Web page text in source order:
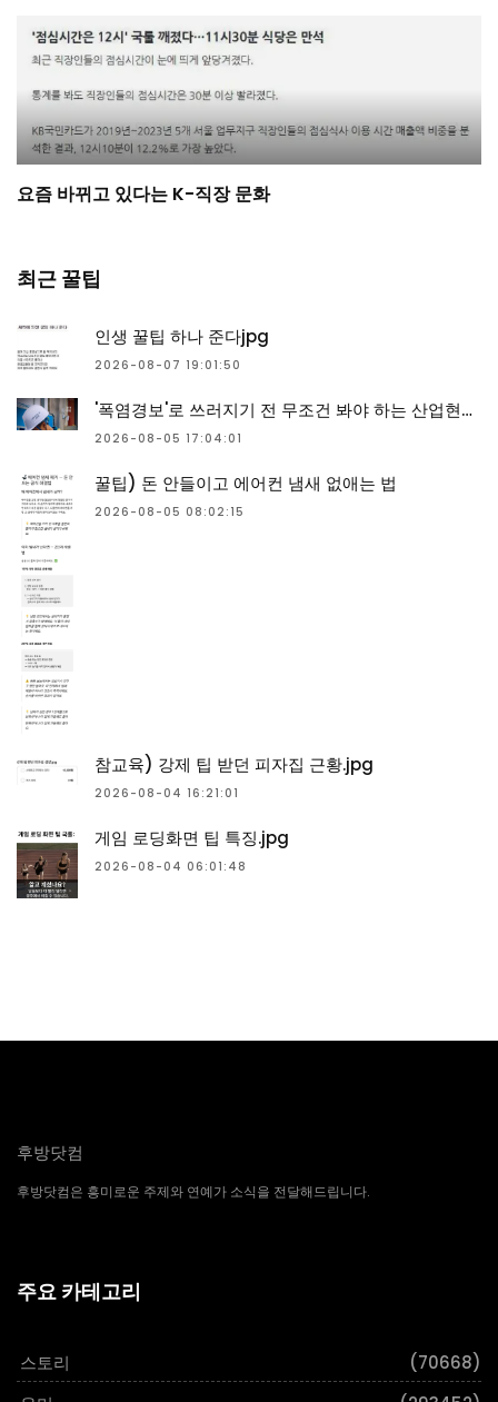
요즘 바뀌고 있다는 K-직장 문화
최근 꿀팁
인생 꿀팁 하나 준다jpg
2026-08-07 19:01:50
'폭염경보'로 쓰러지기 전 무조건 봐야 하는 산업현장 생존 꿀팁은!? [산업안전PLUS]
2026-08-05 17:04:01
꿀팁) 돈 안들이고 에어컨 냄새 없애는 법
2026-08-05 08:02:15
참교육) 강제 팁 받던 피자집 근황.jpg
2026-08-04 16:21:01
게임 로딩화면 팁 특징.jpg
2026-08-04 06:01:48
후방닷컴
후방닷컴은 흥미로운 주제와 연예가 소식을 전달해드립니다.
주요 카테고리
스토리
(70668)